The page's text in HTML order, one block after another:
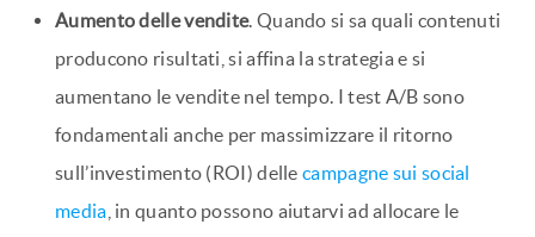
Aumento delle vendite. Quando si sa quali contenuti
producono risultati, si affina la strategia e si
aumentano le vendite nel tempo. I test A/B sono
fondamentali anche per massimizzare il ritorno
sull’investimento (ROI) dellecampagne sui social
media , in quanto possono aiutarvi ad allocare le